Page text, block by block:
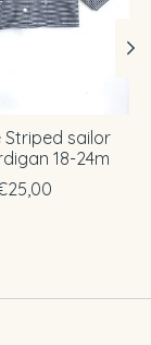
sailor
18-24m